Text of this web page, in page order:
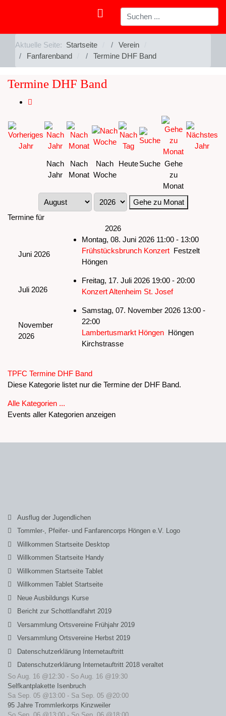
Aktuelle Seite: Startseite
Verein
Fanfarenband
Termine DHF Band
Termine DHF Band
Nach
Jahr
Nach
Monat
Nach
Woche
HeuteSuche Gehe
zu
Monat
Gehe zu Monat
Termine für
2026
Juni 2026
Montag, 08. Juni 2026 11:00 - 13:00
Frühstücksbrunch Konzert Festzelt
Höngen
Juli 2026
Freitag, 17. Juli 2026 19:00 - 20:00
Konzert Altenheim St. Josef
November
2026
Samstag, 07. November 2026 13:00 -
22:00
Lambertusmarkt Höngen Höngen
Kirchstrasse
Limite der Paginierungsliste
TPFC Termine DHF Band
Diese Kategorie listet nur die Termine der DHF Band.
Alle Kategorien ...
Events aller Kategorien anzeigen
Ausflug der Jugendlichen
Tommler-, Pfeifer- und Fanfarencorps Höngen e.V. Logo
Willkommen Startseite Desktop
Willkommen Startseite Handy
Willkommen Startseite Tablet
Willkommen Tablet Startseite
Neue Ausbildungs Kurse
Bericht zur Schottlandfahrt 2019
Versammlung Ortsvereine Frühjahr 2019
Versammlung Ortsvereine Herbst 2019
Datenschutzerklärung Internetauftritt
Datenschutzerklärung Internetauftritt 2018 veraltet
So Aug. 16 @12:30 - So Aug. 16 @19:30
Selfkantplakette Isenbruch
Sa Sep. 05 @13:00 - Sa Sep. 05 @20:00
95 Jahre Trommlerkorps Kinzweiler